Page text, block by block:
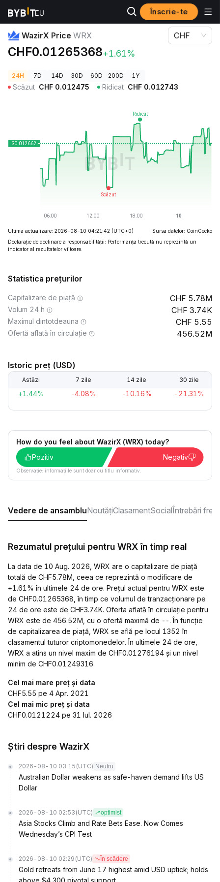
Înscrie-te
Prețuri Crypto
WazirX Price WRX
CHF0.01265368+1.61%
CHF
24H 7D 14D 30D 60D 200D 1Y
Scăzut CHF 0.012475 Ridicat CHF 0.012743
Ultima actualizare: 2026-08-10 04:21:42 (UTC+0)
Sursa datelor: CoinGecko
Declarație de declinare a responsabilității: Performanța trecută nu reprezintă un
indicator al rezultatelor viitoare.
Statistica prețurilor
Capitalizare de piață 5.78M
Volum 24 h 3.74K
Maximul dintotdeauna 5.55
Ofertă aflată în circulație 456.52M
Istoric preț (USD)
Astăzi 7 zile 14 zile 30 zile
+1.44% -4.08% -10.16% -21.31%
How do you feel about WazirX (WRX) today?
Pozitiv
Negativ
Observație: informațiile sunt doar cu titlu informativ.
Vedere de ansambluNoutățiClasamentSocialÎntrebări
Rezumatul prețului pentru WRX în timp real
La data de 10 Aug. 2026, WRX are o capitalizare de piață
totală de CHF5.78M, ceea ce reprezintă o modificare de
+1.61% în ultimele 24 de ore. Prețul actual pentru WRX este
de CHF0.01265368, în timp ce volumul de tranzacționare pe
24 de ore este de CHF3.74K. Oferta aflată în circulație pentru
WRX este de 456.52M, cu o ofertă maximă de --. În funcție
de capitalizarea de piață, WRX se află pe locul 1352 în
clasamentul tuturor criptomonedelor. În ultimele 24 de ore,
WRX a atins un nivel maxim de CHF0.01276194 și un nivel
minim de CHF0.01249316.
Cel mai mare preț și data
CHF5.55 pe 4 Apr. 2021
Cel mai mic preț și data
CHF0.0121224 pe 31 Iul. 2026
Știri despre WazirX
2026-08-10 03:15 (UTC) Neutru
Australian Dollar weakens as safe-haven demand lifts US
Dollar
2026-08-10 02:53 (UTC) optimist
Asia Stocks Climb and Rate Bets Ease. Now Comes
Wednesday’s CPI Test
2026-08-10 02:29 (UTC) În scădere
Gold retreats from June 17 highest amid USD uptick; holds
above $4,300 pivotal support